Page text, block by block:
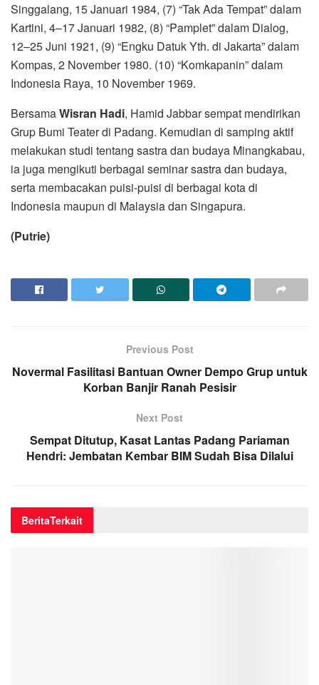
Singgalang, 15 Januari 1984, (7) “Tak Ada Tempat” dalam
Kartini, 4–17 Januari 1982, (8) “Pamplet” dalam Dialog,
12–25 Juni 1921, (9) “Engku Datuk Yth. di Jakarta” dalam
Kompas, 2 November 1980. (10) “Komkapanin” dalam
Indonesia Raya, 10 November 1969.
BersamaWisran Hadi, Hamid Jabbar sempat mendirikan
Grup Bumi Teater di Padang. Kemudian di samping aktif
melakukan studi tentang sastra dan budaya Minangkabau,
ia juga mengikuti berbagai seminar sastra dan budaya,
serta membacakan puisi-puisi di berbagai kota di
Indonesia maupun di Malaysia dan Singapura.
(Putrie)
Previous Post
Novermal Fasilitasi Bantuan Owner Dempo Grup untuk
Korban Banjir Ranah Pesisir
Next Post
Sempat Ditutup, Kasat Lantas Padang Pariaman
Hendri: Jembatan Kembar BIM Sudah Bisa Dilalui
BeritaTerkait